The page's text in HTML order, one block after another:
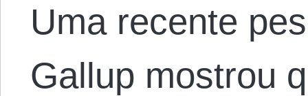
Uma recente
Gallup mostrou